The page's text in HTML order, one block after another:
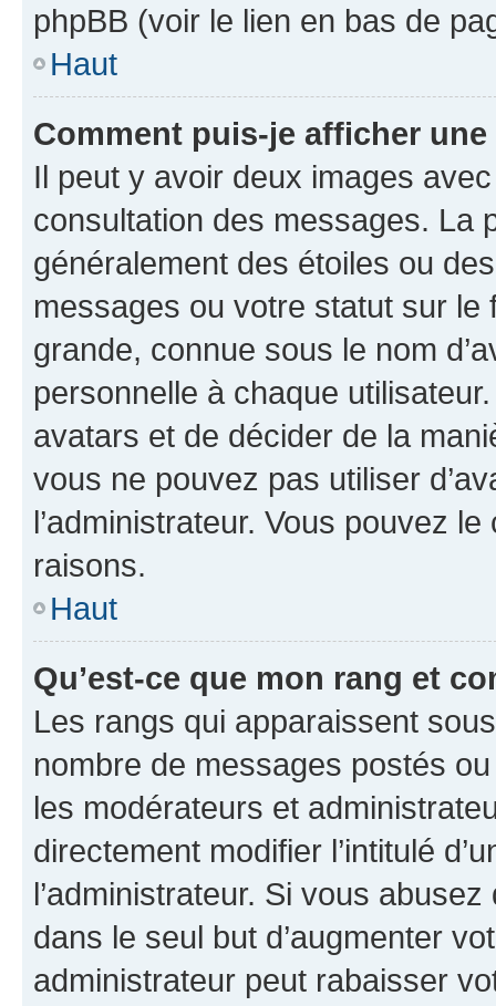
phpBB (voir le lien en bas de
Haut
Comment puis-je afficher
Il peut y avoir deux images
consultation des messages. La
généralement des étoiles ou
messages ou votre statut sur
grande, connue sous le nom
personnelle à chaque utilisateur.
avatars et de décider de la
vous ne pouvez pas utiliser
l’administrateur. Vous pouvez
raisons.
Haut
Qu’est-ce que mon rang et
Les rangs qui apparaissent
nombre de messages postés
les modérateurs et
directement modifier l’intitulé
l’administrateur. Si vous
dans le seul but d’augmenter
administrateur peut rabaisser